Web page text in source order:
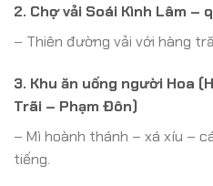
2. Chợ vải Soái Kình Lâm –
– Thiên đường vải với hàng
3. Khu ăn uống người Hoa
Trãi – Phạm Đôn)
– Mì hoành thánh – xá xíu –
tiếng.